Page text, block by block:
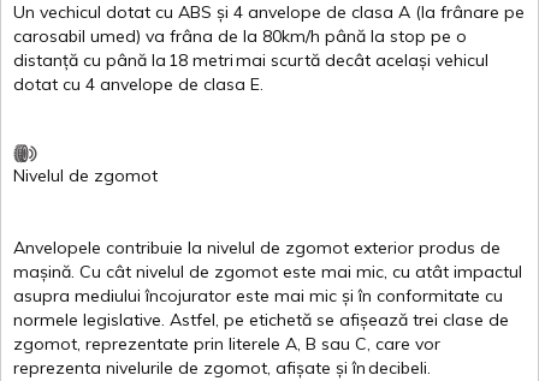
Un vechicul dotat cu ABS și 4 anvelope de clasa A (la frânare pe
carosabil umed) va frâna de la 80km/h până la stop pe o
distanță cu până la 18 metrimai scurtă decât același vehicul
dotat cu 4 anvelope de clasa E.
Nivelul de zgomot
Anvelopele contribuie la nivelul de zgomot exterior produs de
mașină. Cu cât nivelul de zgomot este mai mic, cu atât impactul
asupra mediului încojurator este mai mic și în conformitate cu
normele legislative. Astfel, pe etichetă se afișează trei clase de
zgomot, reprezentate prin literele A, B sau C, care vor
reprezenta nivelurile de zgomot, afișate și îndecibeli.